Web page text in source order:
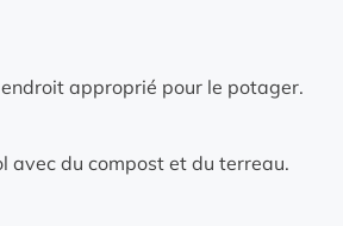
endroit approprié pour le potager.
avec du compost et du terreau.